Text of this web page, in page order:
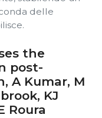
delle
the
post-
A Kumar, M
KJ
Roura